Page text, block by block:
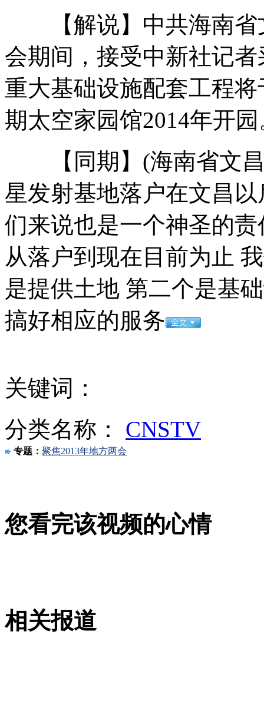
韩国首枚运载火箭"罗老"号发射初步成功
郑州机场恢复航运 滞留旅客踏行程
快嘴姐霸气反击家长"逼问"应对相亲
重庆官员艳照爆料人曝警察对话内容
山西两民警因"房姐"龚爱爱事件被刑拘
山西运城恶犬咬伤多人 警民合力深夜将其击毙
无痛分娩是否安全 医生回应
外交部：反对强权政治霸凌主义
安徽一实载49人客车翻车
【解说】中共海南省
会期间，接受中新社记
重大基础设施配套工程
期太空家园馆2014年开
【同期】(海南省文昌
星发射基地落户在文昌
们来说也是一个神圣的
从落户到现在目前为止
是提供土地 第二个是基
搞好相应的服务
关键词：
分类名称： CNSTV
专题： 聚焦2013年地方两会
您看完该视频的心情
相关报道